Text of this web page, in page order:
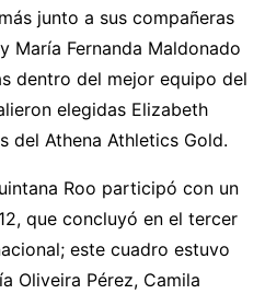
junto a sus compañeras
María Fernanda Maldonado
dentro del mejor equipo del
elegidas Elizabeth
del Athena Athletics Gold.
Roo participó con un
que concluyó en el tercer
este cuadro estuvo
Oliveira Pérez, Camila